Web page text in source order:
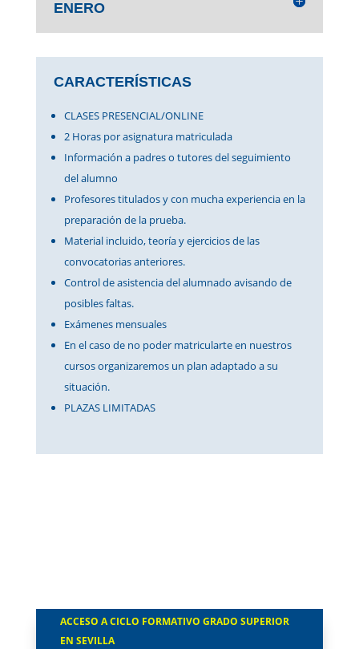
ENERO
CARACTERÍSTICAS
CLASES PRESENCIAL/ONLINE
2 Horas por asignatura matriculada
Información a padres o tutores del seguimiento
del alumno
Profesores titulados y con mucha experiencia en la
preparación de la prueba.
Material incluido, teoría y ejercicios de las
convocatorias anteriores.
Control de asistencia del alumnado avisando de
posibles faltas.
Exámenes mensuales
En el caso de no poder matricularte en nuestros
cursos organizaremos un plan adaptado a su
situación.
PLAZAS LIMITADAS
ACCESO A CICLO FORMATIVO GRADO SUPERIOR
EN SEVILLA